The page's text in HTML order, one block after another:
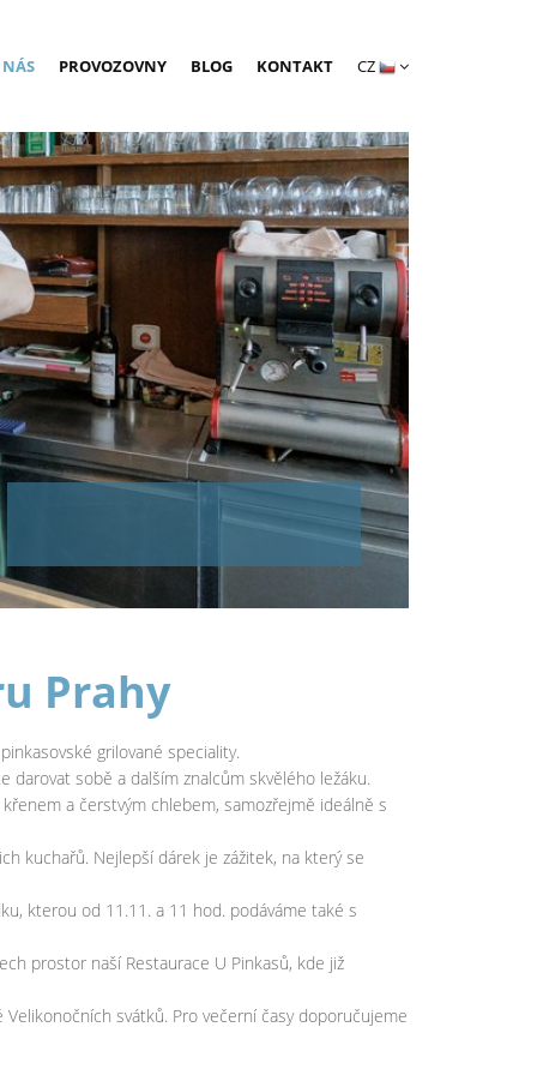
PROVOZOVNY BLOG KONTAKT CZ
Prahy
grilované speciality.
sobě a dalším znalcům skvělého ležáku.
a čerstvým chlebem, samozřejmě ideálně s
kuchařů. Nejlepší dárek je zážitek, na který se
kterou od 11.11. a 11 hod. podáváme také s
prostor naší Restaurace U Pinkasů, kde již
svátků. Pro večerní časy doporučujeme